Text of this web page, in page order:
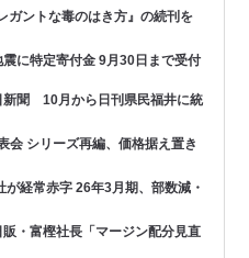
ントな毒のはき方』の続刊を
震に特定寄付金 9月30日まで受付
聞 10月から日刊県民福井に統
会 シリーズ再編、価格据え置き
が経常赤字 26年3月期、部数減・
・富樫社長「マージン配分見直